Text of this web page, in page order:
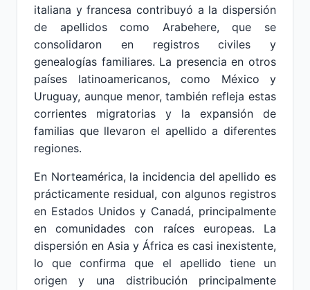
italiana y francesa contribuyó a la dispersión
de apellidos como Arabehere, que se
consolidaron en registros civiles y
genealogías familiares. La presencia en otros
países latinoamericanos, como México y
Uruguay, aunque menor, también refleja estas
corrientes migratorias y la expansión de
familias que llevaron el apellido a diferentes
regiones.
En Norteamérica, la incidencia del apellido es
prácticamente residual, con algunos registros
en Estados Unidos y Canadá, principalmente
en comunidades con raíces europeas. La
dispersión en Asia y África es casi inexistente,
lo que confirma que el apellido tiene un
origen y una distribución principalmente